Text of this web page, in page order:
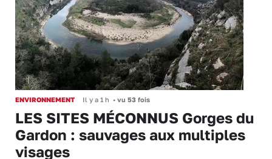
ENVIRONNEMENT Il y a 1 h • vu 53 fois
LES SITES MÉCONNUS Gorges du
Gardon : sauvages aux multiples
visages